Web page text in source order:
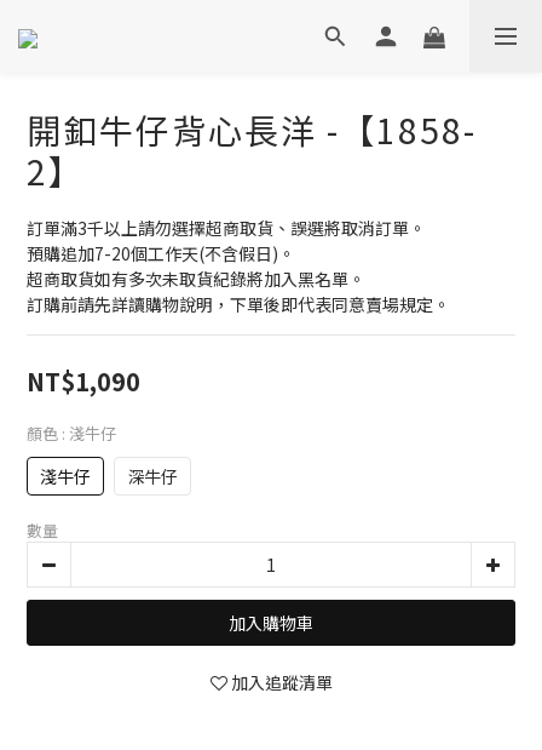
開釦牛仔背心長洋 -【1858-
2】
訂單滿3千以上請勿選擇超商取貨、誤選將取消訂單。
預購追加7-20個工作天(不含假日)。
超商取貨如有多次未取貨紀錄將加入黑名單。
訂購前請先詳讀購物說明，下單後即代表同意賣場規定。
NT$1,090
顏色 : 淺牛仔
淺牛仔 深牛仔
數量
加入購物車
加入追蹤清單